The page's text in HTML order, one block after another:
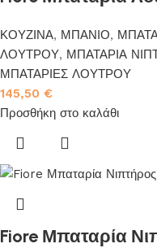
ΚΟΥΖΙΝΑ, ΜΠΑΝΙΟ,
ΛΟΥΤΡΟΥ, ΜΠΑΤΑΡΙΑ
ΜΠΑΤΑΡΙΕΣ ΛΟΥΤΡΟΥ
145,50 €
Προσθήκη στο καλάθι
Fiore Μπαταρία